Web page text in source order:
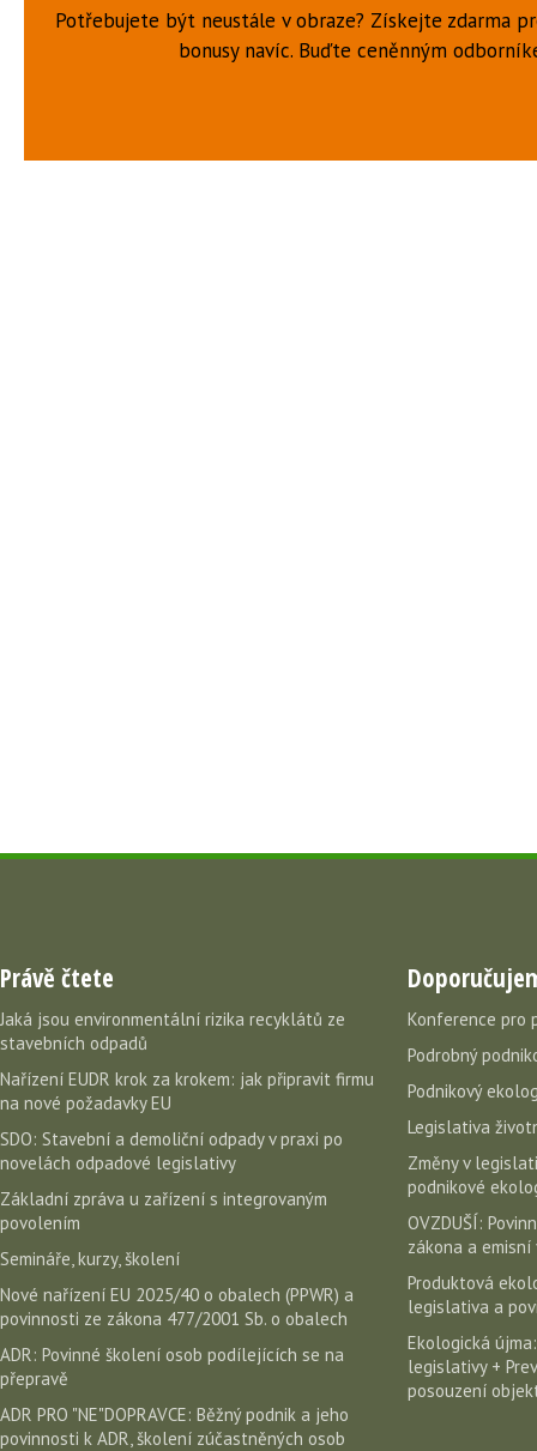
Potřebujete být neustále v obraze? Získejte zdarma
bonusy navíc. Buďte ceněnným
Právě čtete
Jaká jsou environmentální rizika recyklátů ze
stavebních odpadů
Nařízení EUDR krok za krokem: jak připravit firmu
na nové požadavky EU
SDO: Stavební a demoliční odpady v praxi po
novelách odpadové legislativy
Základní zpráva u zařízení s integrovaným
povolením
Semináře, kurzy, školení
Nové nařízení EU 2025/40 o obalech (PPWR) a
povinnosti ze zákona 477/2001 Sb. o obalech
ADR: Povinné školení osob podílejících se na
přepravě
ADR PRO "NE"DOPRAVCE: Běžný podnik a jeho
povinnosti k ADR, školení zúčastněných osob
Konference pro
Podrobný
Podnikový
Legislativa
Změny v
podnikové
OVZDUŠÍ:
zákona a emisní
Produktová
legislativa a
Ekologická
legislativy +
posouzení